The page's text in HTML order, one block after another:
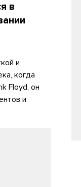
в
и
когда
Floyd, он
и